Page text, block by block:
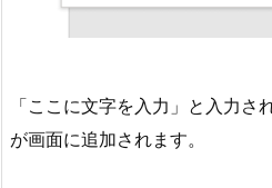
「ここに文字を入力」と入力さ
が画面に追加されます。